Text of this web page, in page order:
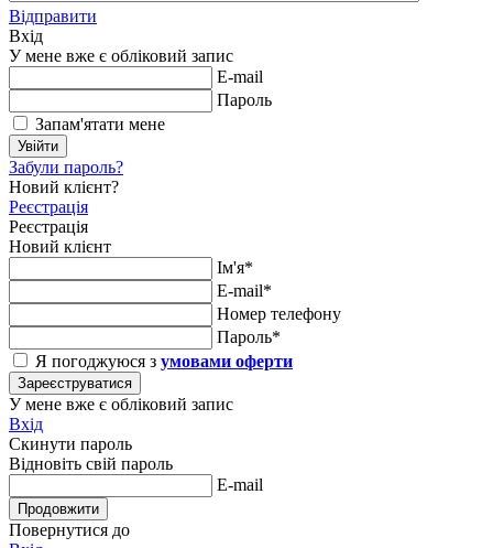
Відправити
Вхід
У мене вже є обліковий запис
E-mail
Пароль
Запам'ятати мене
Увійти
Забули пароль?
Новий клієнт?
Реєстрація
Реєстрація
Новий клієнт
Ім'я*
E-mail*
Номер телефону
Пароль*
Я погоджуюся з умовами оферти
Зареєструватися
У мене вже є обліковий запис
Вхід
Скинути пароль
Відновіть свій пароль
E-mail
Продовжити
Повернутися до